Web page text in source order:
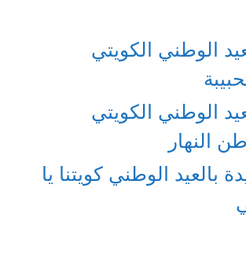
الوطني الكويتي
الوطني الكويتي
النهار
بالعيد الوطني كويتنا يا